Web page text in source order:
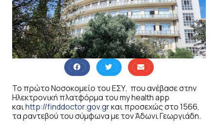
Το πρώτο Νοσοκομείο του ΕΣΥ, που ανέβασε στην
Ηλεκτρονική πλατφόρμα του my health app
καιhttp://finddoctor.gov.grκαι προσεχώς στο 1566,
τα ραντεβού του σύμφωνα με τον Άδωνι Γεωργιάδη.